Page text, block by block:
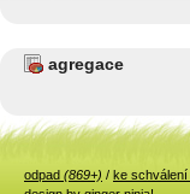
agregace
odpad (869+) / ke schválení